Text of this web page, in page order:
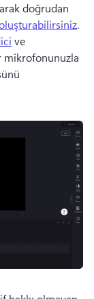
doğrudan
ve
mikrofonunuzla